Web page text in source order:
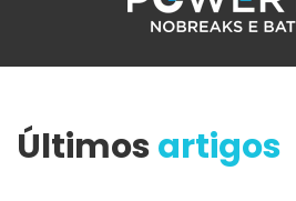
Últimosartigos